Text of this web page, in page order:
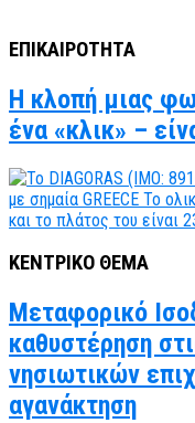
ΕΠΙΚΑΙΡΟΤΗΤΑ
Η κλοπή μιας
ένα «κλικ» –
ΚΕΝΤΡΙΚΟ ΘΕΜΑ
Μεταφορικό
καθυστέρηση
νησιωτικών
αγανάκτηση